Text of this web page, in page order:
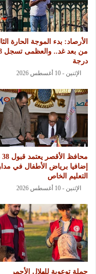
الأرصاد: بدء الموجة الحارة
من
درجة
الإثنين - 10 أغسطس 2026
إضافيا برياض الأطفال في
التعليم الخاص
الإثنين - 10 أغسطس 2026
حملة توعوية للهلال الأحمر